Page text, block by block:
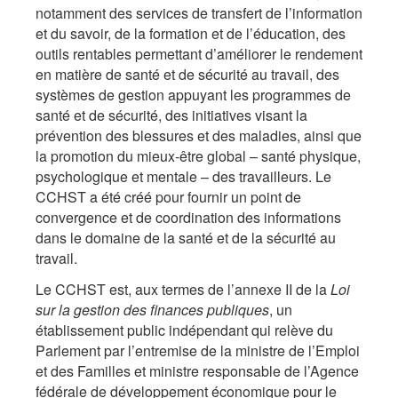
notamment des services de transfert de l’information
et du savoir, de la formation et de l’éducation, des
outils rentables permettant d’améliorer le rendement
en matière de santé et de sécurité au travail, des
systèmes de gestion appuyant les programmes de
santé et de sécurité, des initiatives visant la
prévention des blessures et des maladies, ainsi que
la promotion du mieux-être global – santé physique,
psychologique et mentale – des travailleurs. Le
CCHST a été créé pour fournir un point de
convergence et de coordination des informations
dans le domaine de la santé et de la sécurité au
travail.
Le CCHST est, aux termes de l’annexe II de laLoi
sur la gestion des finances publiques, un
établissement public indépendant qui relève du
Parlement par l’entremise de la ministre de l’Emploi
et des Familles et ministre responsable de l’Agence
fédérale de développement économique pour le